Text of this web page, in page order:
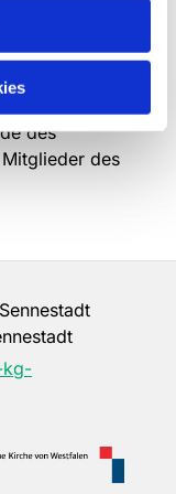
Vielfalt zu
bis zum
des
des
Sennestadt